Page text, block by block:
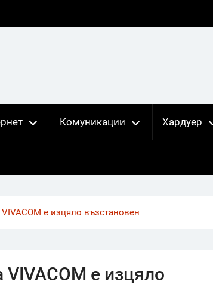
Комуникации Хардуер
е изцяло възстановен
е изцяло